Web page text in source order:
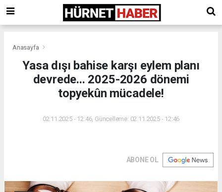
Anasayfa
Yasa dışı bahise karşı eylem planı
devrede... 2025-2026 dönemi
topyekûn mücadele!
02.11.2025 - 12:46, Güncelleme: 02.11.2025 - 12:46
ABONE OL